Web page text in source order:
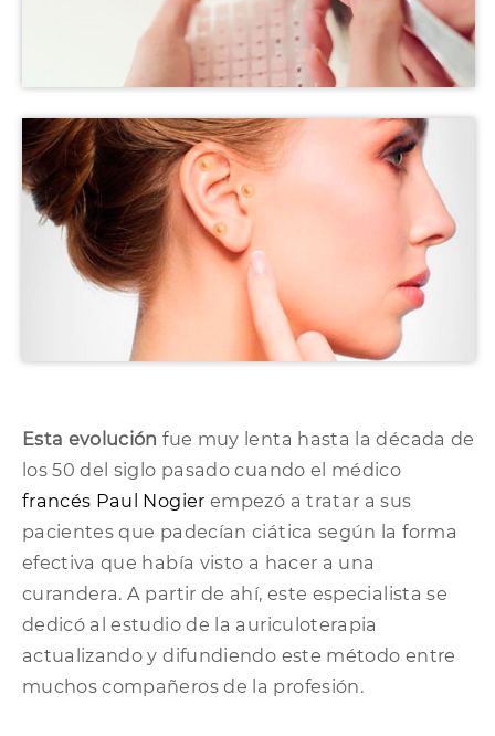
Esta evolución fue muy lenta hasta la década de
los 50 del siglo pasado cuando el médico
francés Paul Nogier empezó a tratar a sus
pacientes que padecían ciática según la forma
efectiva que había visto a hacer a una
curandera. A partir de ahí, este especialista se
dedicó al estudio de la auriculoterapia
actualizando y difundiendo este método entre
muchos compañeros de la profesión.